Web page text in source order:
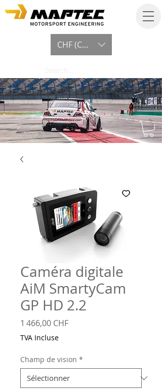
CHF (CHF)
Caméra digitale
AiM SmartyCam
GP HD 2.2
1 466,00 CHFPrix
TVA Incluse
Champ de vision *